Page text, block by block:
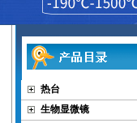
热台
生物显微镜